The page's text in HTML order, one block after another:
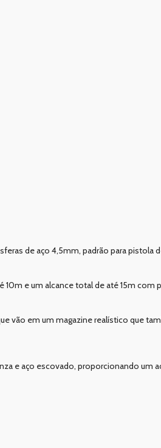
de aço 4,5mm, padrão para pistola
10m e um alcance total de até 15m com
vão em um magazine realístico que
e aço escovado, proporcionando